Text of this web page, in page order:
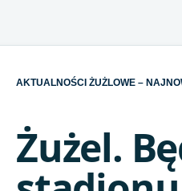
AKTUALNOŚCI ŻUŻLOWE –
Żużel.